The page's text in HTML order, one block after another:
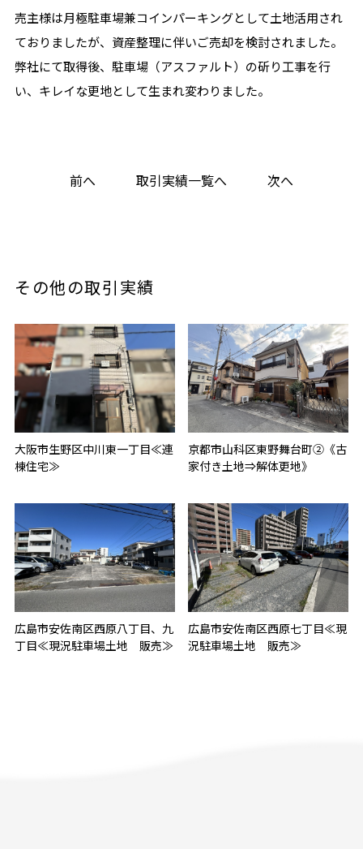
売主様は月極駐車場兼コインパーキングとして土地活用され
ておりましたが、資産整理に伴いご売却を検討されました。
弊社にて取得後、駐車場（アスファルト）の斫り工事を行
い、キレイな更地として生まれ変わりました。
前へ 取引実績一覧へ 次へ
その他の取引実績
大阪市生野区中川東一丁目≪連
棟住宅≫
京都市山科区東野舞台町②《古
家付き土地⇒解体更地》
広島市安佐南区西原八丁目、九
丁目≪現況駐車場土地 販売≫
広島市安佐南区西原七丁目≪現
況駐車場土地 販売≫